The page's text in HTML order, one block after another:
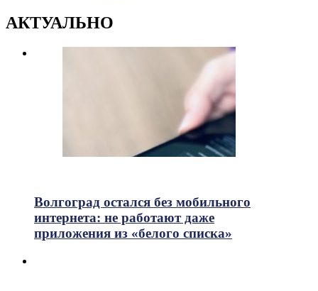
АКТУАЛЬНО
Волгоград остался без мобильного
интернета: не работают даже
приложения из «белого списка»